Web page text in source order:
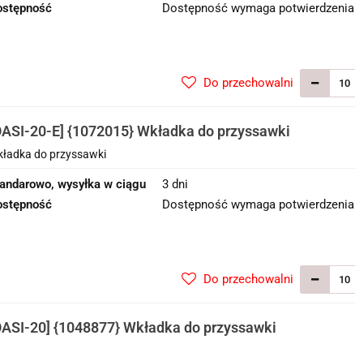
Dostępność wymaga potwierdzenia
Do przechowalni
20-E] {1072015} Wkładka do przyssawki
do przyssawki
wysyłka w ciągu
3 dni
Dostępność wymaga potwierdzenia
Do przechowalni
20] {1048877} Wkładka do przyssawki